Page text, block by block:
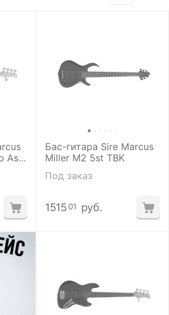
Ash
Бас-гитара Sire Marcus
Miller M2 5st TBK
Под заказ
1515 01 руб.